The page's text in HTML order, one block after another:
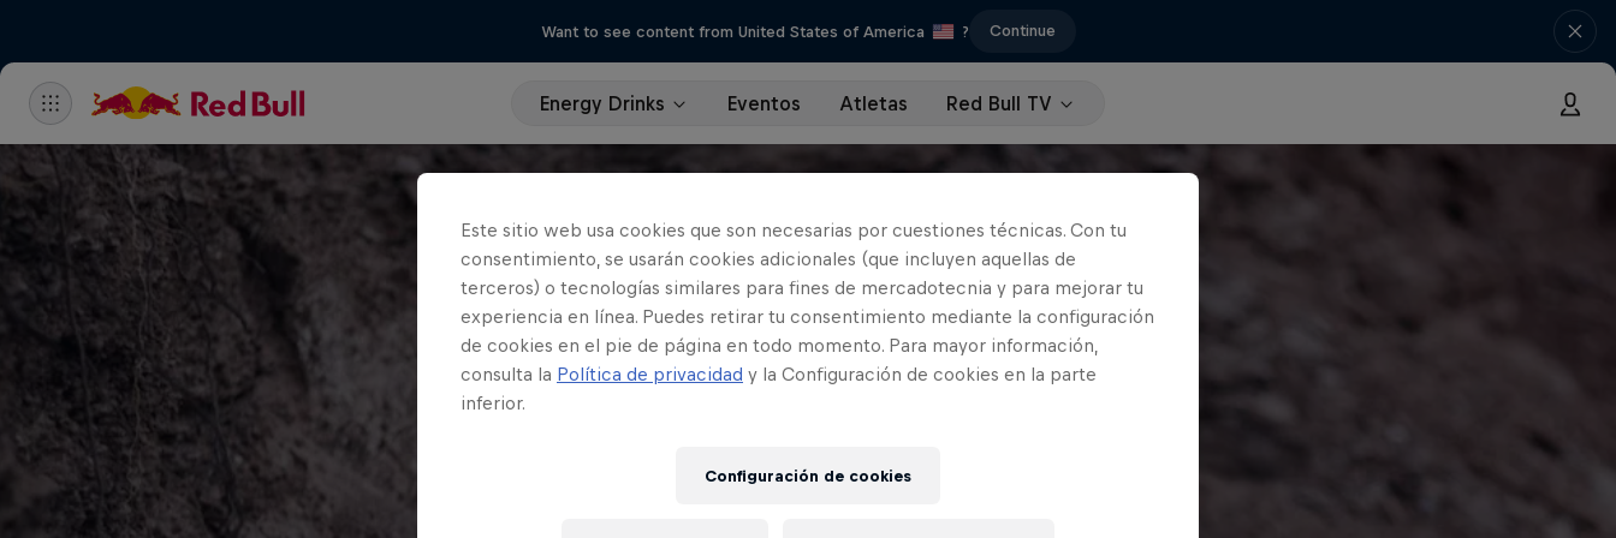
Want to see content from United States of America ? Continue
Energy Drinks Eventos Atletas Red Bull TV
Este sitio web usa cookies que son necesarias por cuestiones técnicas. Con tu
consentimiento, se usarán cookies adicionales (que incluyen aquellas de
terceros) o tecnologías similares para fines de mercadotecnia y para mejorar tu
experiencia en línea. Puedes retirar tu consentimiento mediante la configuración
de cookies en el pie de página en todo momento. Para mayor información,
consulta la Política de privacidad y la Configuración de cookies en la parte
inferior.
Configuración de cookies